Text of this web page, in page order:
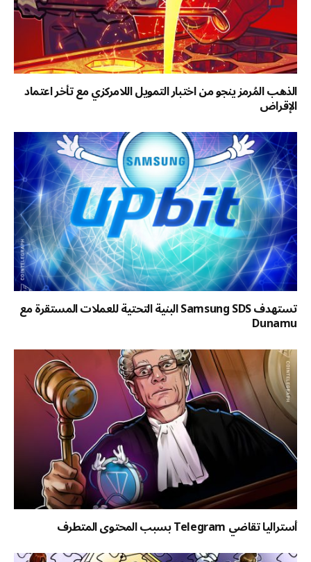
الذهب المُرمز ينجو من اختبار التمويل اللامركزي مع تأخر اعتماد
الإقراض
تستهدف Samsung SDS البنية التحتية للعملات المستقرة مع
Dunamu
أستراليا تقاضي Telegram بسبب المحتوى المتطرف